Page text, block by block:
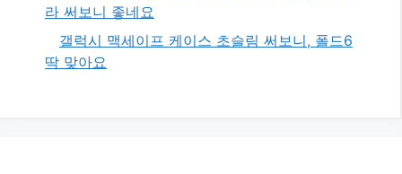
라 써보니 좋네요
갤럭시 맥세이프 케이스 초슬림 써보니, 폴드6
딱 맞아요